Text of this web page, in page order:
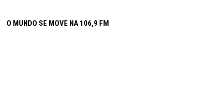
O MUNDO SE MOVE NA 106,9 FM